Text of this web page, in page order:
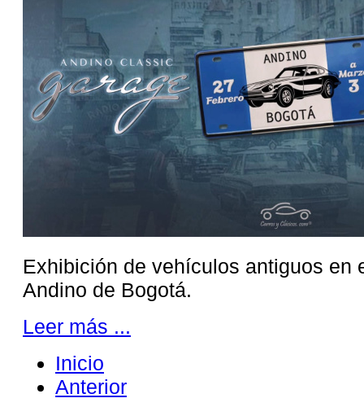
Exhibición de vehículos antiguos en
Andino de Bogotá.
Leer más ...
Inicio
Anterior